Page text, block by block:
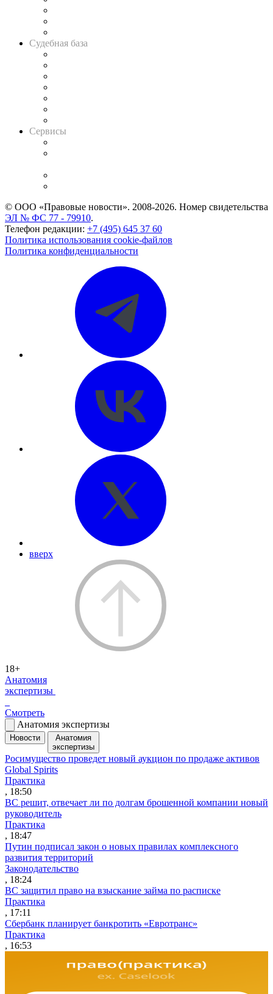
Судебная база
Сервисы
© ООО «Правовые новости». 2008-2026. Номер свидетельства
ЭЛ № ФС 77 - 79910.
Телефон редакции: +7 (495) 645 37 60
Политика использования cookie-файлов
Политика конфиденциальности
вверх
18+
Анатомия
экспертизы
Смотреть
Анатомия экспертизы
Новости
Анатомия
экспертизы
Росимущество проведет новый аукцион по продаже активов
Global Spirits
Практика
, 18:50
ВС решит, отвечает ли по долгам брошенной компании новый
руководитель
Практика
, 18:47
Путин подписал закон о новых правилах комплексного
развития территорий
Законодательство
, 18:24
ВС защитил право на взыскание займа по расписке
Практика
, 17:11
Сбербанк планирует банкротить «Евротранс»
Практика
, 16:53